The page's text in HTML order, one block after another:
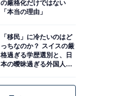
の厳格化だけではない
「本当の理由」
「移民」に冷たいのはど
っちなのか？ スイスの厳
格過ぎる学歴選別と、日
本の曖昧過ぎる外国人政